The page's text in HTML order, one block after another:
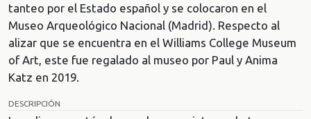
tanteo por el Estado español y se colocaron en el
Museo Arqueológico Nacional (Madrid). Respecto al
alizar que se encuentra en el Williams College Museum
of Art, este fue regalado al museo por Paul y Anima
Katz en 2019.
DESCRIPCIÓN